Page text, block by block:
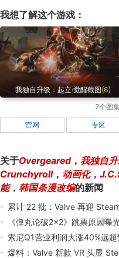
我想了解这个游戏：
我独自升级：起立·觉醒截图(6)
2个图
官网 专区
关于Overgeared ， 我独自
Crunchyroll， 动画化，
能， 韩国条漫改编的新闻
索尼Q1营业利润大涨40%远